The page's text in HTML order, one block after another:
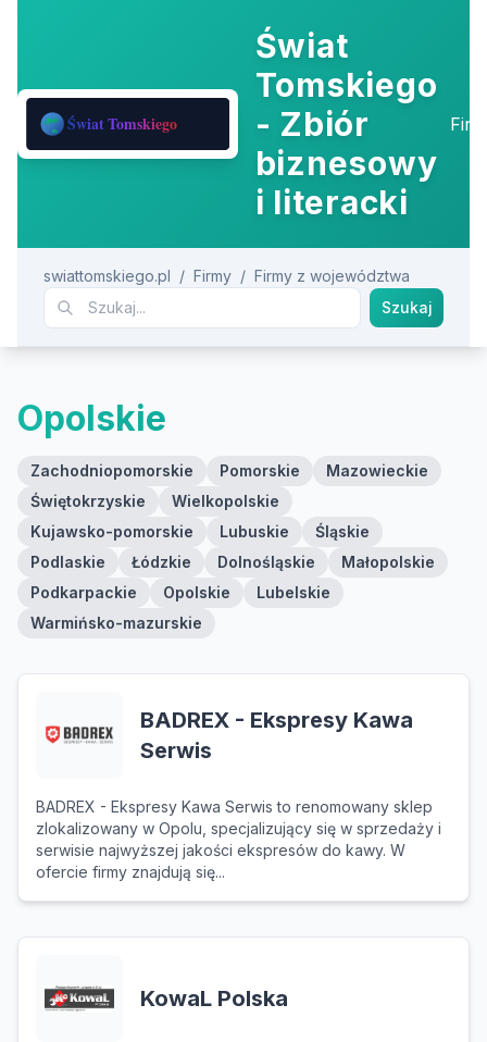
Świat
Tomskiego
- Zbiór
biznesowy
i literacki
swiattomskiego.pl / Firmy / Firmy z województwa
Szukaj
Opolskie
Zachodniopomorskie Pomorskie
Mazowieckie
Świętokrzyskie
Wielkopolskie
Kujawsko-pomorskie
Lubuskie
Śląskie
Podlaskie
Łódzkie Dolnośląskie
Małopolskie
Podkarpackie
Opolskie
Lubelskie
Warmińsko-mazurskie
BADREX - Ekspresy Kawa
Serwis
BADREX - Ekspresy Kawa Serwis to renomowany sklep
zlokalizowany w Opolu, specjalizujący się w sprzedaży i
serwisie najwyższej jakości ekspresów do kawy. W
ofercie firmy znajdują się...
KowaL Polska